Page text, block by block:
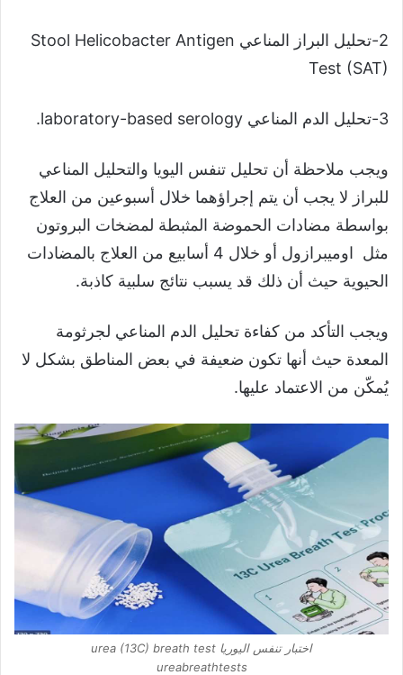
2-تحليل البراز المناعي Stool Helicobacter Antigen
Test (SAT)
3-تحليل الدم المناعي laboratory-based serology.
ويجب ملاحظة أن تحليل تنفس اليويا والتحليل المناعي
للبراز لا يجب أن يتم إجراؤهما خلال أسبوعين من العلاج
بواسطة مضادات الحموضة المثبطة لمضخات البروتون
مثل اوميبرازول أو خلال 4 أسابيع من العلاج بالمضادات
الحيوية حيث أن ذلك قد يسبب نتائج سلبية كاذبة.
ويجب التأكد من كفاءة تحليل الدم المناعي لجرثومة
المعدة حيث أنها تكون ضعيفة في بعض المناطق بشكل لا
يُمكّن من الاعتماد عليها.
اختبار تنفس اليوريا urea (13C) breath test
ureabreathtests